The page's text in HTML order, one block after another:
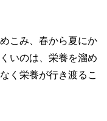
こみ、春から夏にか
いのは、栄養を溜め
く栄養が行き渡るこ